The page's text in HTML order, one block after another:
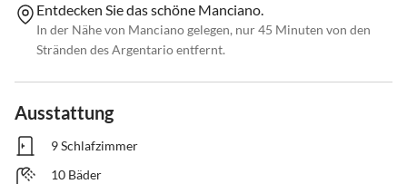
Entdecken Sie das schöne Manciano.
In der Nähe von Manciano gelegen, nur 45 Minuten von den
Stränden des Argentario entfernt.
Ausstattung
9 Schlafzimmer
10 Bäder